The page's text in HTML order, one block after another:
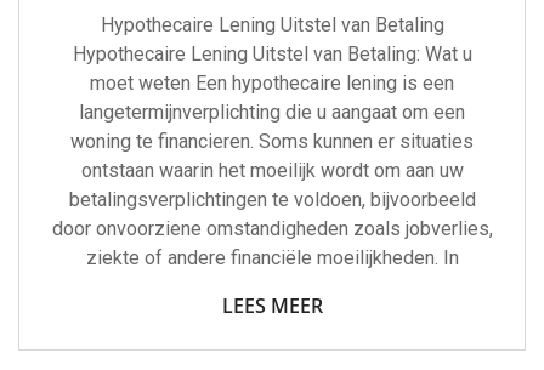
Hypothecaire Lening Uitstel van Betaling
Hypothecaire Lening Uitstel van Betaling: Wat u
moet weten Een hypothecaire lening is een
langetermijnverplichting die u aangaat om een
woning te financieren. Soms kunnen er situaties
ontstaan waarin het moeilijk wordt om aan uw
betalingsverplichtingen te voldoen, bijvoorbeeld
door onvoorziene omstandigheden zoals jobverlies,
ziekte of andere financiële moeilijkheden. In
LEES MEER